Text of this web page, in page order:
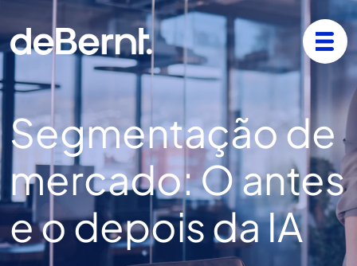
Segmentação de
mercado: O antes
e o depois da IA